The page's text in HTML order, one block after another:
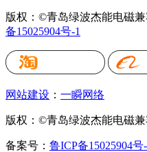
版权：©青岛绿波杰能电磁兼
备15025904号-1
网站建设 ： 一瞬网络
版权：©青岛绿波杰能电磁兼
备案号： 鲁ICP备15025904号-